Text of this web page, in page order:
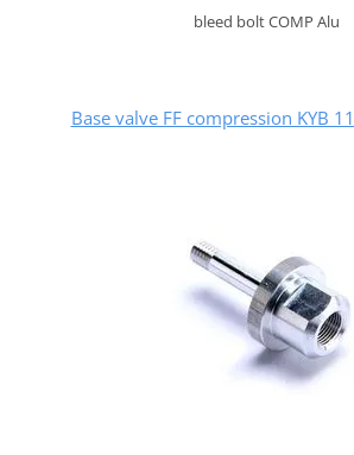
bleed bolt COMP Alu
Base valve FF compression KYB